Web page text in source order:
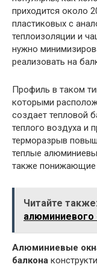
приходится около
пластиковых с
теплоизоляции и
нужно
реализовать на
Профиль в таком
которыми
создает тепловой
теплого воздуха и
терморазрыв
теплые
также понижающие
Читайте также:
алюминиевого
Алюминиевые
балкона